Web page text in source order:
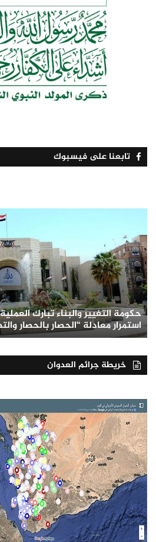
تابعنا على فيسبوك
حكومة التغيير والبناء تبارك
استمرار معادلة “الحصار بالحصار
خريطة جرائم العدوان